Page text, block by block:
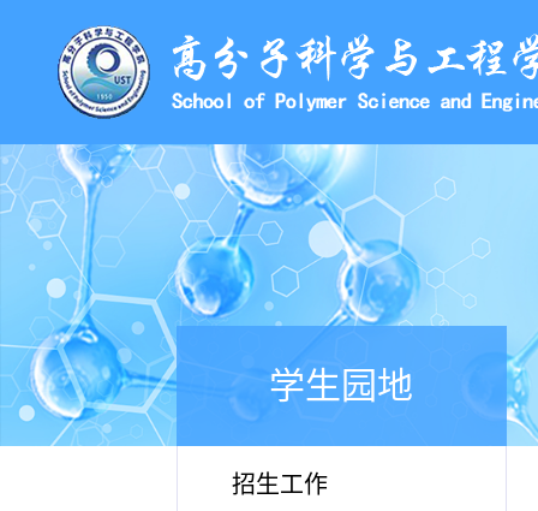
学生园地
招生工作